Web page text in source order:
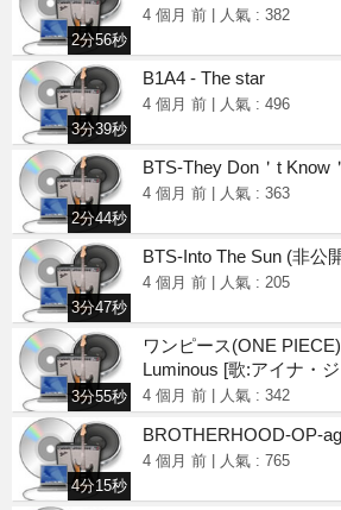
2分56秒
4 個月 前 人氣 : 382
3分39秒
B1A4 - The star
4 個月 前 人氣 : 496
2分44秒
BTS-They Don＇t Know
4 個月 前 人氣 : 363
3分47秒
BTS-Into The Sun (非公
4 個月 前 人氣 : 205
3分55秒
ワンピース(ONE
Luminous [歌:アイナ・
4 個月 前 人氣 : 342
4分15秒
BROTHERHOOD-OP-
4 個月 前 人氣 : 765